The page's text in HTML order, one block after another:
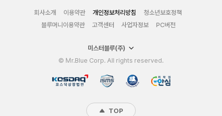
회사소개 이용약관 개인정보처리방침
청소년보호정책
블루머니이용약관
고객센터 사업자정보 PC버전
미스터블루(주)
© Mr.Blue Corp. All rights reserved.
TOP